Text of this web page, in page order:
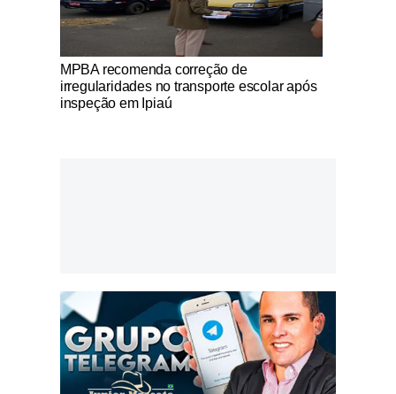
Notícias Católicas
MPBA recomenda correção de
irregularidades no transporte escolar após
inspeção em Ipiaú